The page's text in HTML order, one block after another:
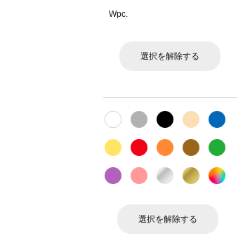
Wpc.
選択を解除する
選択を解除する